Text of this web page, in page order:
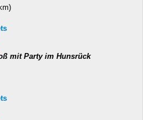
mit Party im Hunsrück